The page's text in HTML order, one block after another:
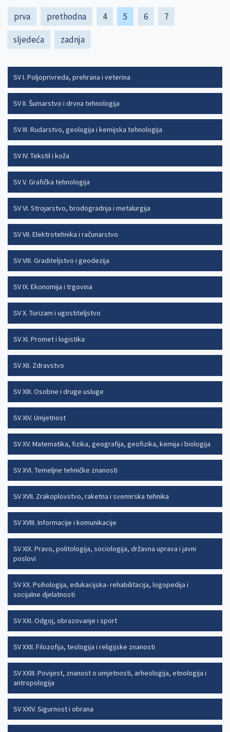
Pagination
First
page
prva
Previous
page
prethodna Page
4
Current
page
5 Page
6 Page
7
Next
page
sljedeća
Last
page
zadnja
SV I. Poljoprivreda, prehrana i veterina
SV II. Šumarstvo i drvna tehnologija
SV III. Rudarstvo, geologija i kemijska tehnologija
SV IV. Tekstil i koža
SV V. Grafička tehnologija
SV VI. Strojarstvo, brodogradnja i metalurgija
SV VII. Elektrotehnika i računarstvo
SV VIII. Graditeljstvo i geodezija
SV IX. Ekonomija i trgovina
SV X. Turizam i ugostiteljstvo
SV XI. Promet i logistika
SV XII. Zdravstvo
SV XIII. Osobne i druge usluge
SV XIV. Umjetnost
SV XV. Matematika, fizika, geografija, geofizika, kemija i biologija
SV XVI. Temeljne tehničke znanosti
SV XVII. Zrakoplovstvo, raketna i svemirska tehnika
SV XVIII. Informacije i komunikacije
SV XIX. Pravo, politologija, sociologija, državna uprava i javni
poslovi
SV XX. Psihologija, edukacijska- rehabilitacija, logopedija i
socijalne djelatnosti
SV XXI. Odgoj, obrazovanje i sport
SV XXII. Filozofija, teologija i religijske znanosti
SV XXIII. Povijest, znanost o umjetnosti, arheologija, etnologija i
antropologija
SV XXIV. Sigurnost i obrana